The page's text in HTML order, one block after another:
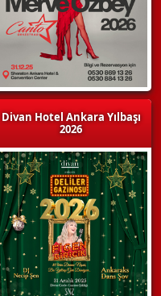
Divan Hotel Ankara Yılbaşı
2026